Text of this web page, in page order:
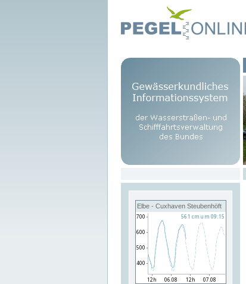
Elbe - Cuxhaven Steubenhöft